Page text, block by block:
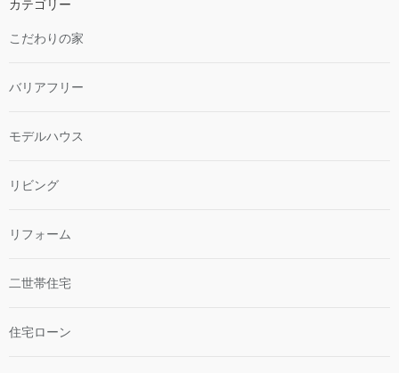
カテゴリー
こだわりの家
バリアフリー
モデルハウス
リビング
リフォーム
二世帯住宅
住宅ローン